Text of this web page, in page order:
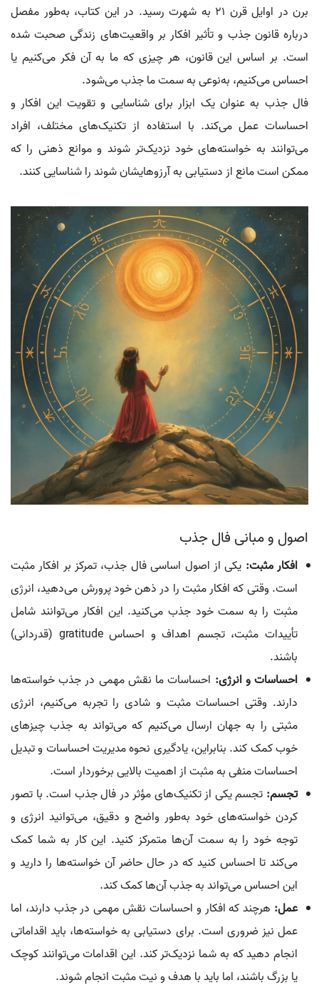
برن در اوایل قرن 21 به شهرت رسید. در این کتاب، به‌طور مفصل
درباره قانون جذب و تأثیر افکار بر واقعیت‌های زندگی صحبت شده
است. بر اساس این قانون، هر چیزی که ما به آن فکر می‌کنیم یا
احساس می‌کنیم، به‌نوعی به سمت ما جذب می‌شود.
فال جذب به عنوان یک ابزار برای شناسایی و تقویت این افکار و
احساسات عمل می‌کند. با استفاده از تکنیک‌های مختلف، افراد
می‌توانند به خواسته‌های خود نزدیک‌تر شوند و موانع ذهنی را که
ممکن است مانع از دستیابی به آرزوهایشان شوند را شناسایی کنند.
اصول و مبانی فال جذب
افکار مثبت: یکی از اصول اساسی فال جذب، تمرکز بر افکار مثبت
است. وقتی که افکار مثبت را در ذهن خود پرورش می‌دهید، انرژی
مثبت را به سمت خود جذب می‌کنید. این افکار می‌توانند شامل
تأییدات مثبت، تجسم اهداف و احساس gratitude (قدردانی)
باشند.
احساسات و انرژی: احساسات ما نقش مهمی در جذب خواسته‌ها
دارند. وقتی احساسات مثبت و شادی را تجربه می‌کنیم، انرژی
مثبتی را به جهان ارسال می‌کنیم که می‌تواند به جذب چیزهای
خوب کمک کند. بنابراین، یادگیری نحوه مدیریت احساسات و تبدیل
احساسات منفی به مثبت از اهمیت بالایی برخوردار است.
تجسم: تجسم یکی از تکنیک‌های مؤثر در فال جذب است. با تصور
کردن خواسته‌های خود به‌طور واضح و دقیق، می‌توانید انرژی و
توجه خود را به سمت آن‌ها متمرکز کنید. این کار به شما کمک
می‌کند تا احساس کنید که در حال حاضر آن خواسته‌ها را دارید و
این احساس می‌تواند به جذب آن‌ها کمک کند.
عمل: هرچند که افکار و احساسات نقش مهمی در جذب دارند، اما
عمل نیز ضروری است. برای دستیابی به خواسته‌ها، باید اقداماتی
انجام دهید که به شما نزدیک‌تر کند. این اقدامات می‌توانند کوچک
یا بزرگ باشند، اما باید با هدف و نیت مثبت انجام شوند.